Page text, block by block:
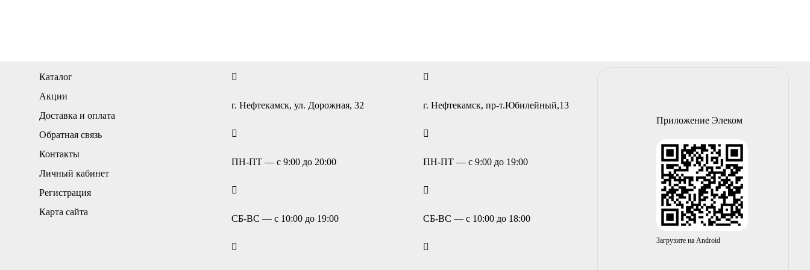
Каталог
Акции
Доставка и оплата
Обратная связь
Контакты
Личный кабинет
Регистрация
Карта сайта
г. Нефтекамск, ул. Дорожная, 32
ПН-ПТ — с 9:00 до 20:00
СБ-ВС — с 10:00 до 19:00
г. Нефтекамск, пр-т.Юбилейный,13
ПН-ПТ — с 9:00 до 19:00
СБ-ВС — с 10:00 до 18:00
Приложение Элеком
Загрузите на Android